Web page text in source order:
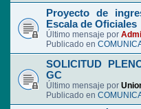
Proyecto de
Escala de Oficiales
Último mensaje por
Publicado en
SOLICITUD
GC
Último mensaje por
Publicado en